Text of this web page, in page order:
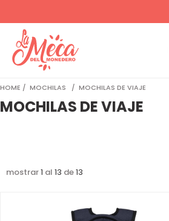
HOME MOCHILAS MOCHILAS DE VIAJE
MOCHILAS DE VIAJE
mostrar1 al 13 de13